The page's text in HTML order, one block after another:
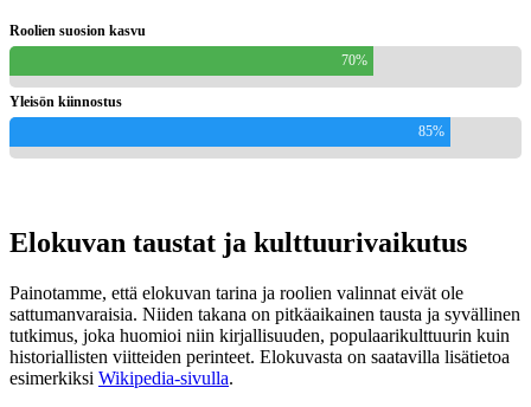
Roolien suosion kasvu
70%
Yleisön kiinnostus
85%
Elokuvan taustat ja kulttuurivaikutus
Painotamme, että elokuvan tarina ja roolien valinnat eivät ole
sattumanvaraisia. Niiden takana on pitkäaikainen tausta ja syvällinen
tutkimus, joka huomioi niin kirjallisuuden, populaarikulttuurin kuin
historiallisten viitteiden perinteet. Elokuvasta on saatavilla lisätietoa
esimerkiksi Wikipedia-sivulla.